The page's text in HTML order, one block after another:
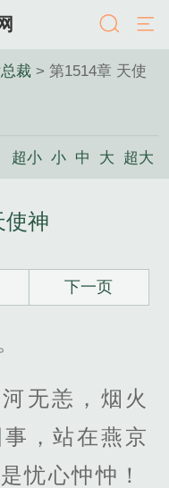
裁 > 第1514章 天使
超小 小 中 大 超大
使神
下一页
无恙，烟火
，站在燕京
忧心忡忡！